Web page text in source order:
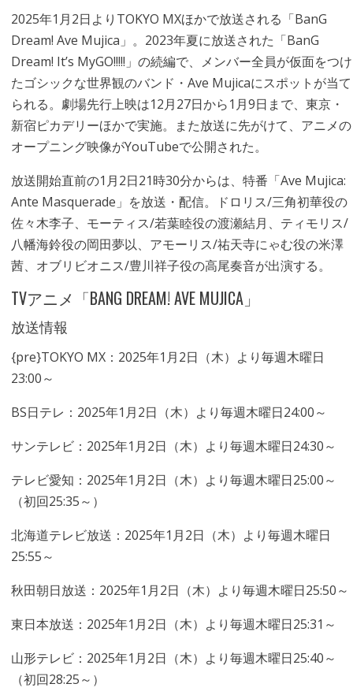
2025年1月2日よりTOKYO MXほかで放送される「BanG
Dream! Ave Mujica」。2023年夏に放送された「BanG
Dream! It’s MyGO!!!!!」の続編で、メンバー全員が仮面をつけ
たゴシックな世界観のバンド・Ave Mujicaにスポットが当て
られる。劇場先行上映は12月27日から1月9日まで、東京・
新宿ピカデリーほかで実施。また放送に先がけて、アニメの
オープニング映像がYouTubeで公開された。
放送開始直前の1月2日21時30分からは、特番「Ave Mujica:
Ante Masquerade」を放送・配信。ドロリス/三角初華役の
佐々木李子、モーティス/若葉睦役の渡瀬結月、ティモリス/
八幡海鈴役の岡田夢以、アモーリス/祐天寺にゃむ役の米澤
茜、オブリビオニス/豊川祥子役の高尾奏音が出演する。
TVアニメ「BANG DREAM! AVE MUJICA」
放送情報
{pre}TOKYO MX：2025年1月2日（木）より毎週木曜日
23:00～
BS日テレ：2025年1月2日（木）より毎週木曜日24:00～
サンテレビ：2025年1月2日（木）より毎週木曜日24:30～
テレビ愛知：2025年1月2日（木）より毎週木曜日25:00～
（初回25:35～）
北海道テレビ放送：2025年1月2日（木）より毎週木曜日
25:55～
秋田朝日放送：2025年1月2日（木）より毎週木曜日25:50～
東日本放送：2025年1月2日（木）より毎週木曜日25:31～
山形テレビ：2025年1月2日（木）より毎週木曜日25:40～
（初回28:25～）